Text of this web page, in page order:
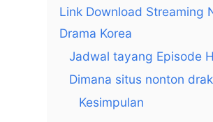
Link Download Streaming
Drama Korea
Jadwal tayang Episode
Dimana situs nonton
Kesimpulan